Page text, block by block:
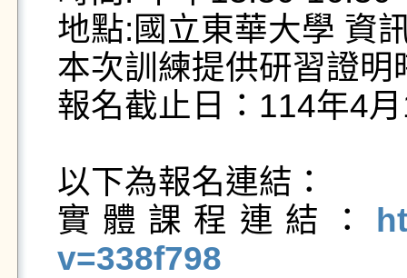
地點:國立東華大學 資
本次訓練提供研習證明
報名截止日：114年4
以下為報名連結：
實體課程連結：
v=338f798